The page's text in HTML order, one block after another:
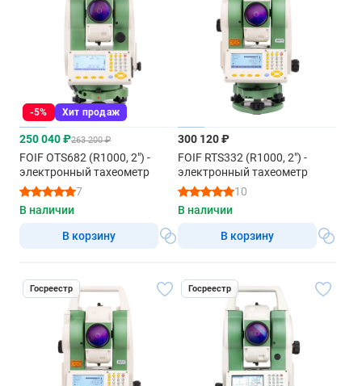
-5% Хит продаж
250 040 ₽263 200 ₽
FOIF OTS682 (R1000, 2") -
электронный тахеометр
7
В наличии
В корзину
300 120 ₽
FOIF RTS332 (R1000, 2") -
электронный тахеометр
10
В наличии
В корзину
Госреестр Госреестр